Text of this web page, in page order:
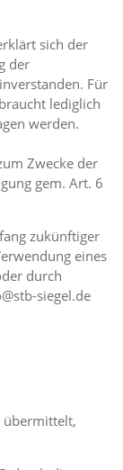
sich der
der
Für
lediglich
werden.
Zwecke der
gem. Art. 6
zukünftiger
eines
durch
siegel.de
übermittelt,